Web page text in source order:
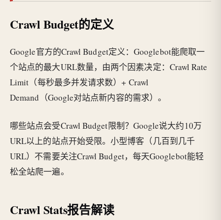
Crawl Budget的定义
Google官方的Crawl Budget定义：Googlebot能爬取一
个站点的最大URL数量，由两个因素决定：Crawl Rate
Limit（每秒最多并发请求数）+ Crawl
Demand（Google对站点新内容的需求）。
哪些站点会受Crawl Budget限制？Google说大约10万
URL以上的站点开始受限。小型博客（几百到几千
URL）不需要关注Crawl Budget，每天Googlebot能轻
松全站爬一遍。
Crawl Stats报告解读